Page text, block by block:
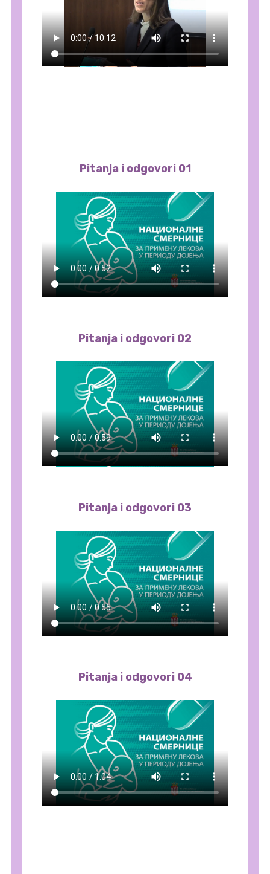
Pitanja i odgovori 01
Pitanja i odgovori 02
Pitanja i odgovori 03
Pitanja i odgovori 04